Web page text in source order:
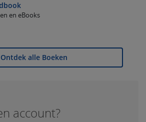
en eBooks
Ontdek alle Boeken
account?